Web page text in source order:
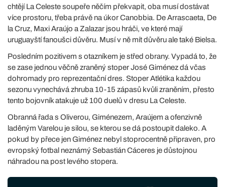
chtějí La Celeste soupeře něčím překvapit, oba musí dostávat
více prostoru, třeba právě na úkor Canobbia. De Arrascaeta, De
la Cruz, Maxi Araújo a Zalazar jsou hráči, ve které mají
uruguayští fanoušci důvěru. Musí v ně mít důvěru ale také Bielsa.
Posledním pozitivem s otazníkem je střed obrany. Vypadá to, že
se zase jednou věčně zraněný stoper José Giménez dá včas
dohromady pro reprezentační dres. Stoper Atlétika každou
sezonu vynechává zhruba 10-15 zápasů kvůli zraněním, přesto
tento bojovník atakuje už 100 duelů v dresu La Celeste.
Obranná řada s Oliverou, Giménezem, Araújem a ofenzivně
laděným Varelou je silou, se kterou se dá postoupit daleko. A
pokud by přece jen Giménez nebyl stoprocentně připraven, pro
evropský fotbal neznámý Sebastián Cáceres je důstojnou
náhradou na post levého stopera.